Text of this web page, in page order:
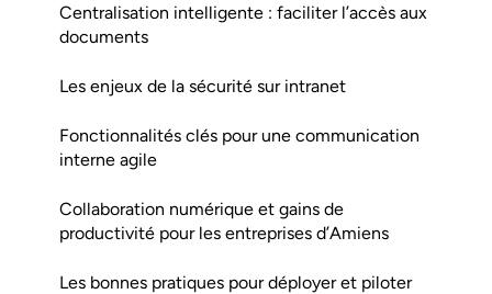
Centralisation intelligente : faciliter l’accès aux
documents
Les enjeux de la sécurité sur intranet
Fonctionnalités clés pour une communication
interne agile
Collaboration numérique et gains de
productivité pour les entreprises d’Amiens
Les bonnes pratiques pour déployer et piloter